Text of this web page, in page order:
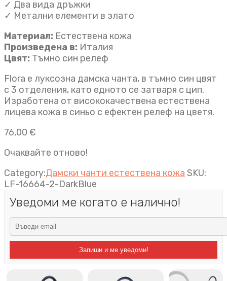
✓ Два вида дръжки
✓ Метални елементи в злато
Материал: Естествена кожа
Произведена в: Италия
Цвят: Тъмно син релеф
Flora е луксозна дамска чанта, в тъмно син цвят
с 3 отделения, като едното се затваря с цип.
Изработена от висококачествена естествена
лицева кожа в синьо с ефектен релеф на цветя.
76,00 €
Очаквайте отново!
Category:Дамски чанти естествена кожа SKU:
LF-16664-2-DarkBlue
Уведоми ме когато е налично!
Запиши и ме уведоми!